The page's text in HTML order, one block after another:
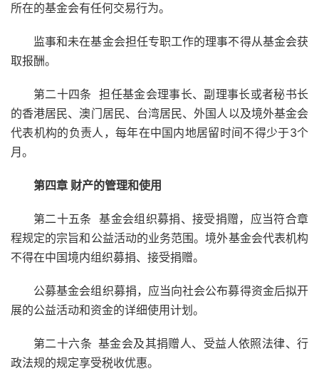
所在的基金会有任何交易行为。
监事和未在基金会担任专职工作的理事不得从基金会获
取报酬。
第二十四条 担任基金会理事长、副理事长或者秘书长
的香港居民、澳门居民、台湾居民、外国人以及境外基金会
代表机构的负责人，每年在中国内地居留时间不得少于3个
月。
第四章 财产的管理和使用
第二十五条 基金会组织募捐、接受捐赠，应当符合章
程规定的宗旨和公益活动的业务范围。境外基金会代表机构
不得在中国境内组织募捐、接受捐赠。
公募基金会组织募捐，应当向社会公布募得资金后拟开
展的公益活动和资金的详细使用计划。
第二十六条 基金会及其捐赠人、受益人依照法律、行
政法规的规定享受税收优惠。